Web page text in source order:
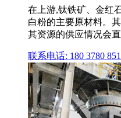
在上游,钛铁矿、金红
白粉的主要原材料。
其资源的供应情况会
联系电话: 180 3780